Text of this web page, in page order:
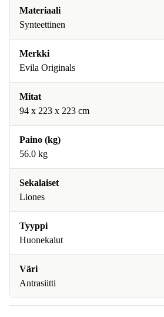
Materiaali
Synteettinen
Merkki
Evila Originals
Mitat
94 x 223 x 223 cm
Paino (kg)
56.0 kg
Sekalaiset
Liones
Tyyppi
Huonekalut
Väri
Antrasiitti